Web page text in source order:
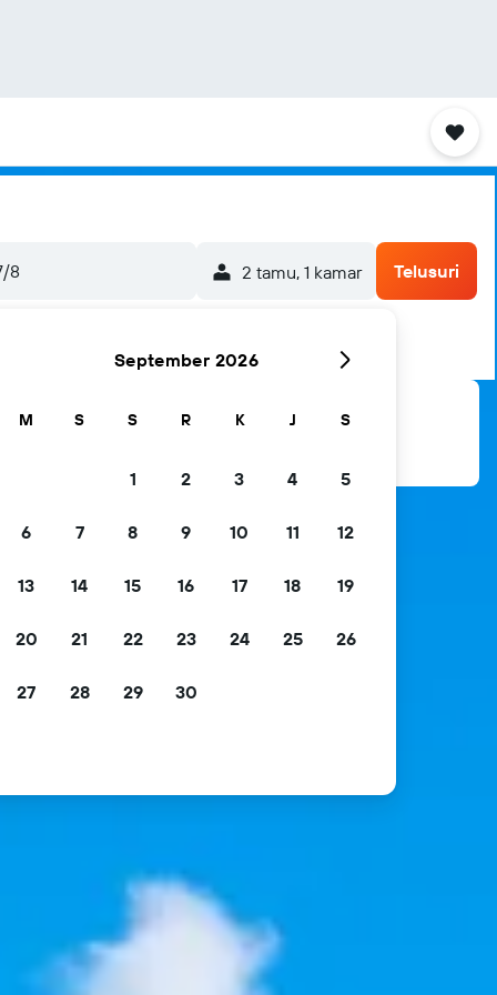
8 2 tamu, 1 kamar Telusuri
September 2026
M S S R K J S
1 2 3 4 5
6 7 8 9 10 11 12
13 14 15 16 17 18 19
20 21 22 23 24 25 26
27 28 29 30